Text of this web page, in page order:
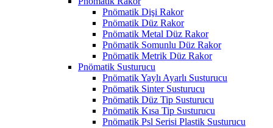
Pnömatik Dişi Rakor
Pnömatik Düz Rakor
Pnömatik Metal Düz Rakor
Pnömatik Somunlu Düz Rakor
Pnömatik Metrik Düz Rakor
Pnömatik Susturucu
Pnömatik Yaylı Ayarlı Susturucu
Pnömatik Sinter Susturucu
Pnömatik Düz Tip Susturucu
Pnömatik Kısa Tip Susturucu
Pnömatik Psl Serisi Plastik Susturucu